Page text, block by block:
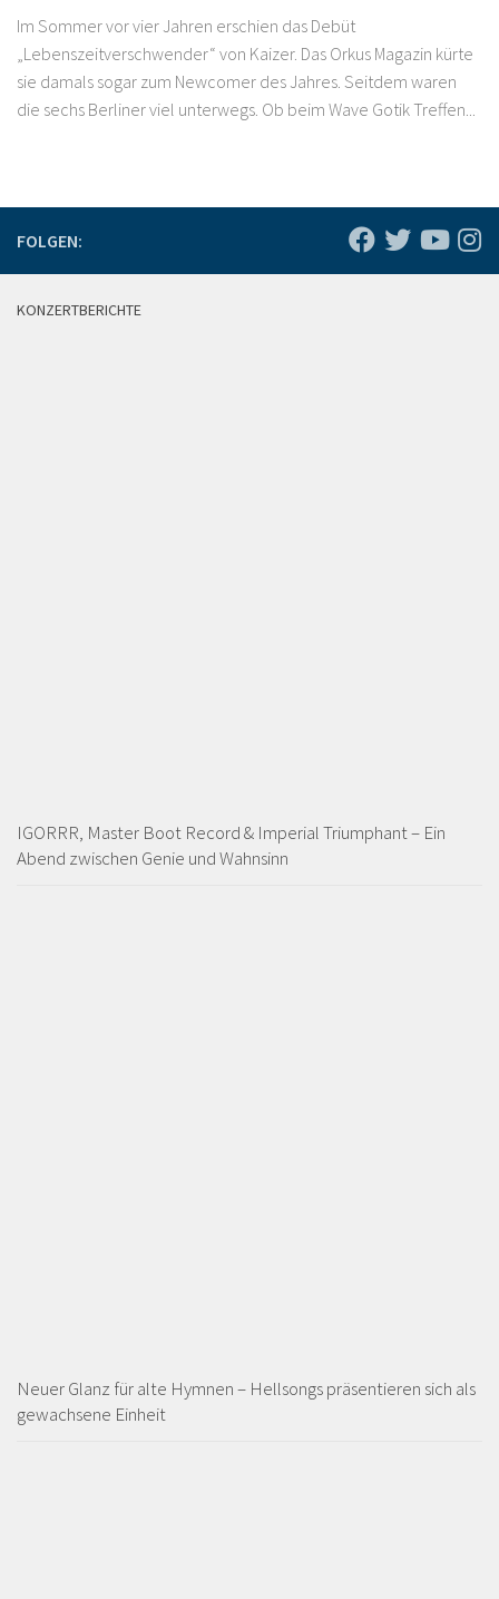
Im Sommer vor vier Jahren erschien das Debüt
„Lebenszeitverschwender“ von Kaizer. Das Orkus Magazin kürte
sie damals sogar zum Newcomer des Jahres. Seitdem waren
die sechs Berliner viel unterwegs. Ob beim Wave Gotik Treffen...
FOLGEN:
KONZERTBERICHTE
IGORRR, Master Boot Record & Imperial Triumphant – Ein
Abend zwischen Genie und Wahnsinn
Neuer Glanz für alte Hymnen – Hellsongs präsentieren sich als
gewachsene Einheit